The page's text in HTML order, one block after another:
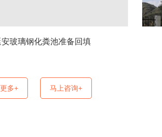
安玻璃钢化粪池准备回填
多+ 马上咨询+